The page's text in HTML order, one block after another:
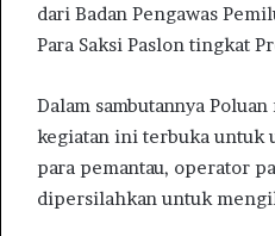
dari Badan Pengawas
Para Saksi Paslon tingkat
Dalam sambutannya
kegiatan ini terbuka untuk
para pemantau, operator
dipersilahkan untuk